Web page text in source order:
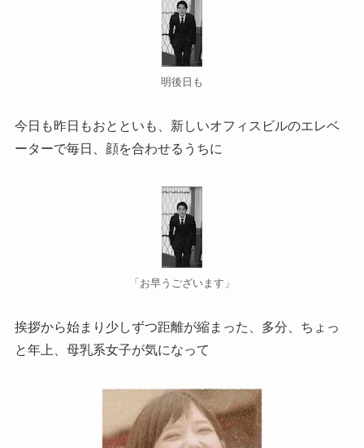
明後日も
今日も昨日もおとといも、新しいオフィスビルのエレベ
ーターで毎日、顔を合わせるうちに
「お早うございます」
挨拶から始まり少しずつ距離が縮まった、多分、ちょっ
と年上、母乳系女子が気になって